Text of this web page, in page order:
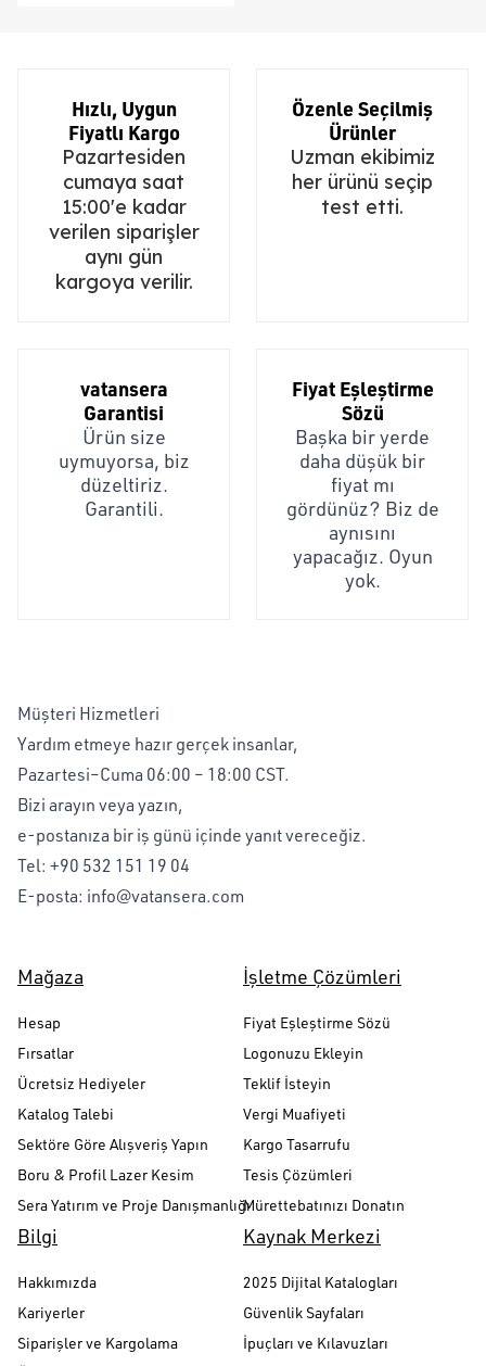
Hızlı, Uygun
Fiyatlı Kargo
Pazartesiden
cumaya saat
15:00'e kadar
verilen siparişler
aynı gün
kargoya verilir.
Özenle Seçilmiş
Ürünler
Uzman ekibimiz
her ürünü seçip
test etti.
vatansera
Garantisi
Ürün size
uymuyorsa, biz
düzeltiriz.
Garantili.
Fiyat Eşleştirme
Sözü
Başka bir yerde
daha düşük bir
fiyat mı
gördünüz? Biz de
aynısını
yapacağız. Oyun
yok.
Müşteri Hizmetleri
Yardım etmeye hazır gerçek insanlar,
Pazartesi–Cuma 06:00 – 18:00 CST.
Bizi arayın veya yazın,
e-postanıza bir iş günü içinde yanıt vereceğiz.
Tel: +90 532 151 19 04
E-posta: info@vatansera.com
Mağaza
Hesap
Fırsatlar
Ücretsiz Hediyeler
Katalog Talebi
Sektöre Göre Alışveriş Yapın
Boru & Profil Lazer Kesim
Sera Yatırım ve Proje Danışmanlığı
İşletme Çözümleri
Fiyat Eşleştirme Sözü
Logonuzu Ekleyin
Teklif İsteyin
Vergi Muafiyeti
Kargo Tasarrufu
Tesis Çözümleri
Mürettebatınızı Donatın
Bilgi
Hakkımızda
Kariyerler
Siparişler ve Kargolama
Kaynak Merkezi
2025 Dijital Katalogları
Güvenlik Sayfaları
İpuçları ve Kılavuzları